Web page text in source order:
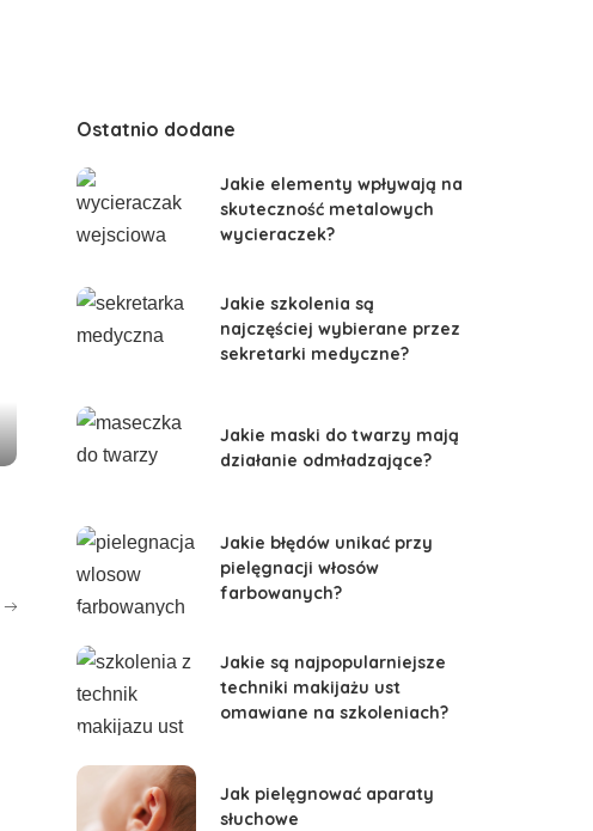
Ostatnio dodane
Jakie elementy wpływają na
skuteczność metalowych
wycieraczek?
Jakie szkolenia są
najczęściej wybierane przez
sekretarki medyczne?
Jakie maski do twarzy mają
działanie odmładzające?
Jakie błędów unikać przy
pielęgnacji włosów
farbowanych?
Jakie są najpopularniejsze
techniki makijażu ust
omawiane na szkoleniach?
Jak pielęgnować aparaty
słuchowe